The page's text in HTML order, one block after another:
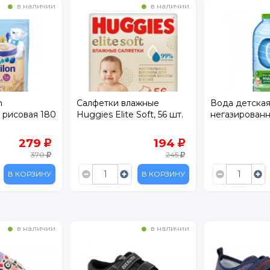
в наличии
56 шт.
194
245
В КОРЗИНУ
в наличии
Вода детская Gipopo
негазированная 2,5 л ПЭТ
109
119
В КОРЗИНУ
Компот
Вишня
в наличии в наличии